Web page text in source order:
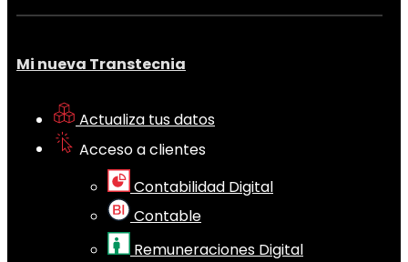
Mi nueva Transtecnia
Actualiza tus datos
Acceso a clientes
Contabilidad Digital
Contable
Remuneraciones Digital